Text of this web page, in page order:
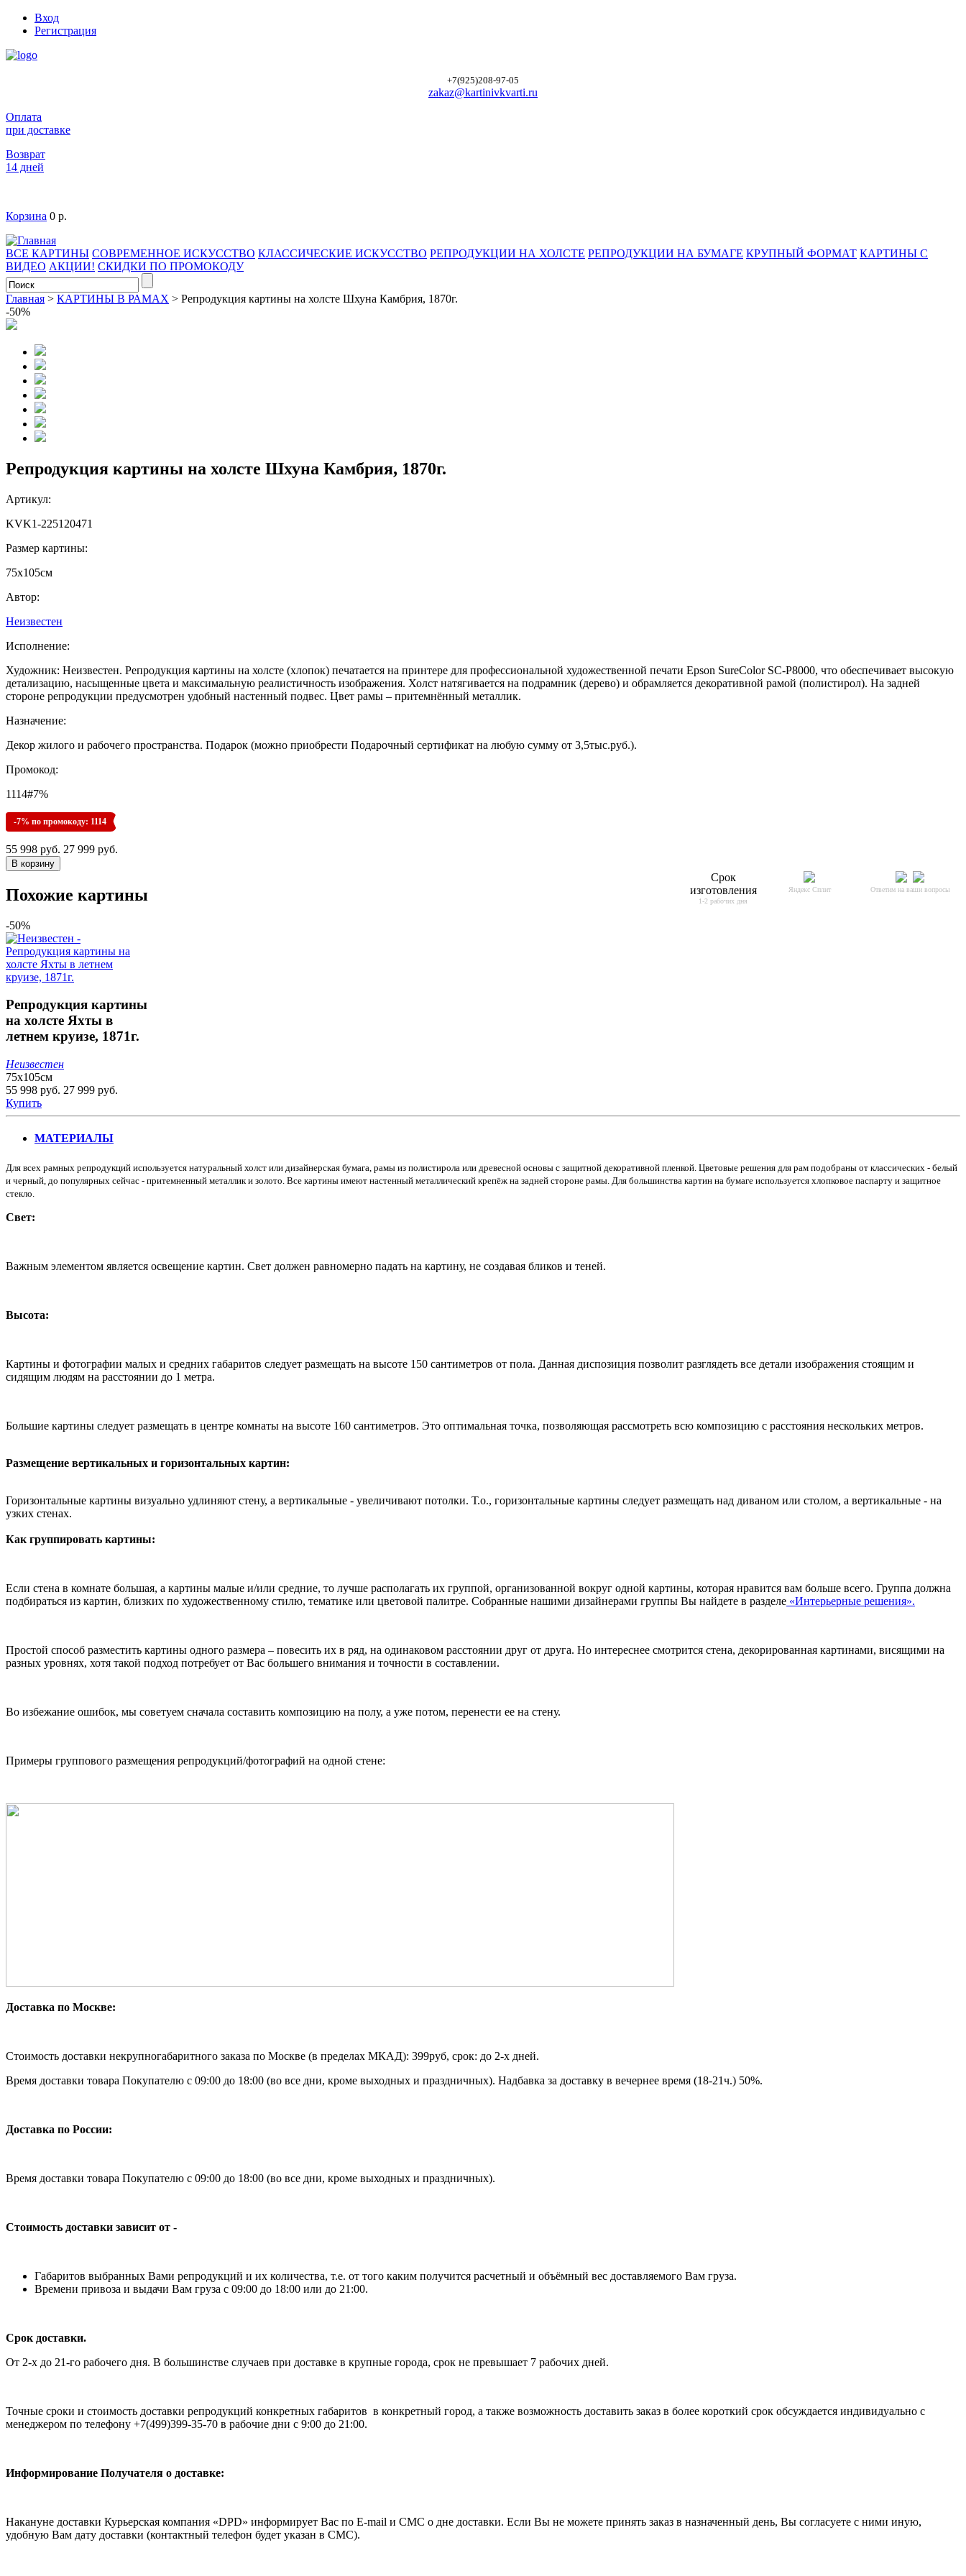
Вход
Регистрация
+7(925)208-97-05
zakaz@kartinivkvarti.ru
Оплата
при доставке
Возврат
14 дней
Корзина 0 р.
ВСЕ КАРТИНЫ СОВРЕМЕННОЕ ИСКУССТВО КЛАССИЧЕСКИЕ ИСКУССТВО РЕПРОДУКЦИИ НА ХОЛСТЕ РЕПРОДУКЦИИ НА БУМАГЕ КРУПНЫЙ ФОРМАТ КАРТИНЫ С
ВИДЕО АКЦИИ! СКИДКИ ПО ПРОМОКОДУ
Главная > КАРТИНЫ В РАМАХ > Репродукция картины на холсте Шхуна Камбрия, 1870г.
-50%
Репродукция картины на холсте Шхуна Камбрия, 1870г.
Артикул:
KVK1-225120471
Размер картины:
75х105см
Автор:
Неизвестен
Исполнение:
Художник: Неизвестен. Репродукция картины на холсте (хлопок) печатается на принтере для профессиональной художественной печати Epson SureColor SC-P8000, что обеспечивает высокую
детализацию, насыщенные цвета и максимальную реалистичность изображения. Холст натягивается на подрамник (дерево) и обрамляется декоративной рамой (полистирол). На задней
стороне репродукции предусмотрен удобный настенный подвес. Цвет рамы – притемнённый металлик.
Назначение:
Декор жилого и рабочего пространства. Подарок (можно приобрести Подарочный сертификат на любую сумму от 3,5тыс.руб.).
Промокод:
1114#7%
-7% по промокоду: 1114
55 998 руб. 27 999 руб.
Срок
изготовления
1-2 рабочих дня
Яндекс Сплит Ответим на ваши вопросы
Похожие картины
-50%
Репродукция картины
на холсте Яхты в
летнем круизе, 1871г.
Неизвестен
75х105см
55 998 руб. 27 999 руб.
Купить
МАТЕРИАЛЫ
Для всех рамных репродукций используется натуральный холст или дизайнерская бумага, рамы из полистирола или древесной основы с защитной декоративной пленкой. Цветовые решения для рам подобраны от классических - белый
и черный, до популярных сейчас - притемненный металлик и золото. Все картины имеют настенный металлический крепёж на задней стороне рамы. Для большинства картин на бумаге используется хлопковое паспарту и защитное
стекло.
Свет:
Важным элементом является освещение картин. Свет должен равномерно падать на картину, не создавая бликов и теней.
Высота:
Картины и фотографии малых и средних габаритов следует размещать на высоте 150 сантиметров от пола. Данная диспозиция позволит разглядеть все детали изображения стоящим и
сидящим людям на расстоянии до 1 метра.
Большие картины следует размещать в центре комнаты на высоте 160 сантиметров. Это оптимальная точка, позволяющая рассмотреть всю композицию с расстояния нескольких метров.
Размещение вертикальных и горизонтальных картин:
Горизонтальные картины визуально удлиняют стену, а вертикальные - увеличивают потолки. Т.о., горизонтальные картины следует размещать над диваном или столом, а вертикальные - на
узких стенах.
Как группировать картины:
Если стена в комнате большая, а картины малые и/или средние, то лучше располагать их группой, организованной вокруг одной картины, которая нравится вам больше всего. Группа должна
подбираться из картин, близких по художественному стилю, тематике или цветовой палитре. Собранные нашими дизайнерами группы Вы найдете в разделе «Интерьерные решения».
Простой способ разместить картины одного размера – повесить их в ряд, на одинаковом расстоянии друг от друга. Но интереснее смотрится стена, декорированная картинами, висящими на
разных уровнях, хотя такой подход потребует от Вас большего внимания и точности в составлении.
Во избежание ошибок, мы советуем сначала составить композицию на полу, а уже потом, перенести ее на стену.
Примеры группового размещения репродукций/фотографий на одной стене:
Доставка по Москве:
Стоимость доставки некрупногабаритного заказа по Москве (в пределах МКАД): 399руб, срок: до 2-х дней.
Время доставки товара Покупателю с 09:00 до 18:00 (во все дни, кроме выходных и праздничных). Надбавка за доставку в вечернее время (18-21ч.) 50%.
Доставка по России:
Время доставки товара Покупателю с 09:00 до 18:00 (во все дни, кроме выходных и праздничных).
Стоимость доставки зависит от -
Габаритов выбранных Вами репродукций и их количества, т.е. от того каким получится расчетный и объёмный вес доставляемого Вам груза.
Времени привоза и выдачи Вам груза с 09:00 до 18:00 или до 21:00.
Срок доставки.
От 2-х до 21-го рабочего дня. В большинстве случаев при доставке в крупные города, срок не превышает 7 рабочих дней.
Точные сроки и стоимость доставки репродукций конкретных габаритов в конкретный город, а также возможность доставить заказ в более короткий срок обсуждается индивидуально с
менеджером по телефону +7(499)399-35-70 в рабочие дни с 9:00 до 21:00.
Информирование Получателя о доставке:
Накануне доставки Курьерская компания «DPD» информирует Вас по E-mail и СМС о дне доставки. Если Вы не можете принять заказ в назначенный день, Вы согласуете с ними иную,
удобную Вам дату доставки (контактный телефон будет указан в СМС).